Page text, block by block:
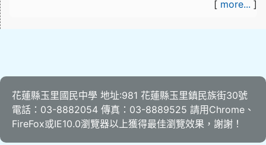
[ more... ]
花蓮縣玉里國民中學 地址:981 花蓮縣玉里鎮民族街30號
電話：03-8882054 傳真：03-8889525 請用 Chrome 、
FireFox或IE10.0瀏覽器以上獲得最佳瀏覽效果，謝謝！